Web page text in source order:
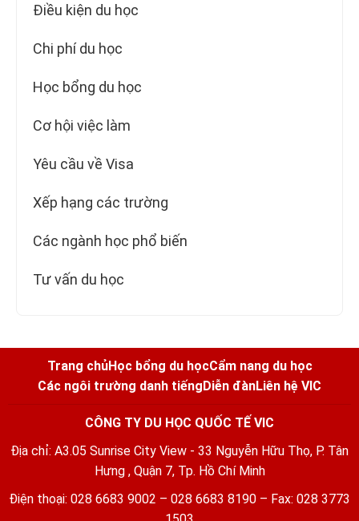
Điều kiện du học
Chi phí du học
Học bổng du học
Cơ hội việc làm
Yêu cầu về Visa
Xếp hạng các trường
Các ngành học phổ biến
Tư vấn du học
Trang chủHọc bổng du họcCẩm nang du học
Các ngôi trường danh tiếngDiễn đànLiên hệ VIC
CÔNG TY DU HỌC QUỐC TẾ VIC
Địa chỉ: A3.05 Sunrise City View - 33 Nguyễn Hữu Thọ, P. Tân
Hưng , Quận 7, Tp. Hồ Chí Minh
Điện thoại: 028 6683 9002 – 028 6683 8190 – Fax: 028 3773